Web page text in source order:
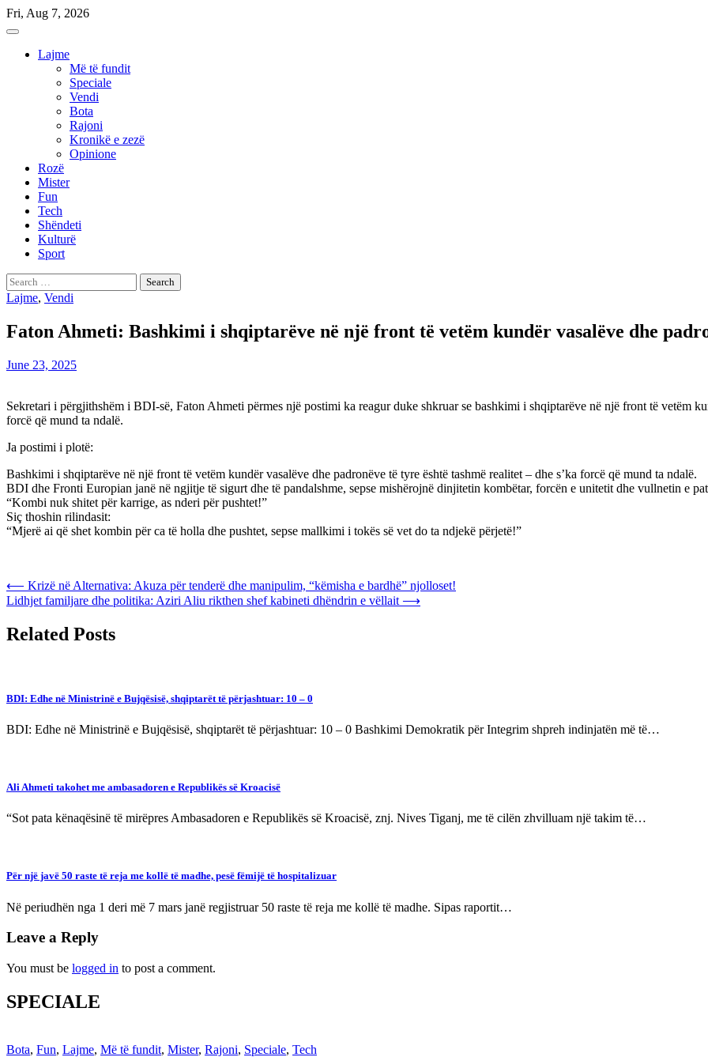
Skip
to
Fri, Aug 7, 2026
Lajme
Më të fundit
Speciale
Vendi
Bota
Rajoni
Kronikë e zezë
Opinione
Rozë
Mister
Fun
Tech
Shëndeti
Kulturë
Sport
Search
for:
Lajme, Vendi
Faton Ahmeti: Bashkimi i shqiptarëve në një front të vetëm kundër vasalëve dhe
June 23, 2025
Sekretari i përgjithshëm i BDI-së, Faton Ahmeti përmes një postimi ka reagur duke shkruar se bashkimi i shqiptarëve në një front të vetëm
forcë që mund ta ndalë.
Ja postimi i plotë:
Bashkimi i shqiptarëve në një front të vetëm kundër vasalëve dhe padronëve të tyre është tashmë realitet – dhe s’ka forcë që mund ta ndalë.
BDI dhe Fronti Europian janë në ngjitje të sigurt dhe të pandalshme, sepse mishërojnë dinjitetin kombëtar, forcën e unitetit dhe vullnetin e
“Kombi nuk shitet për karrige, as nderi për pushtet!”
Siç thoshin rilindasit:
“Mjerë ai që shet kombin për ca të holla dhe pushtet, sepse mallkimi i tokës së vet do ta ndjekë përjetë!”
Post
navigation
⟵ Krizë në Alternativa: Akuza për tenderë dhe manipulim, “këmisha e bardhë” njolloset!
Lidhjet familjare dhe politika: Aziri Aliu rikthen shef kabineti dhëndrin e vëllait ⟶
Related Posts
BDI: Edhe në Ministrinë e Bujqësisë, shqiptarët të përjashtuar: 10 – 0
BDI: Edhe në Ministrinë e Bujqësisë, shqiptarët të përjashtuar: 10 – 0 Bashkimi Demokratik për Integrim shpreh indinjatën më të…
Ali Ahmeti takohet me ambasadoren e Republikës së Kroacisë
“Sot pata kënaqësinë të mirëpres Ambasadoren e Republikës së Kroacisë, znj. Nives Tiganj, me të cilën zhvilluam një takim të…
Për një javë 50 raste të reja me kollë të madhe, pesë fëmijë të hospitalizuar
Në periudhën nga 1 deri më 7 mars janë regjistruar 50 raste të reja me kollë të madhe. Sipas raportit…
Leave a Reply
You must be logged in to post a comment.
SPECIALE
Bota, Fun, Lajme, Më të fundit, Mister, Rajoni, Speciale, Tech